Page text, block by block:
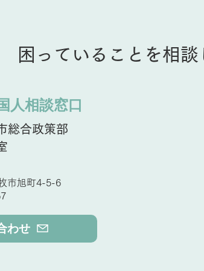
て
ノーザンホースパーク
困っていることを相談
人相談窓口
総合政策部
市旭町4-5-6
わせ